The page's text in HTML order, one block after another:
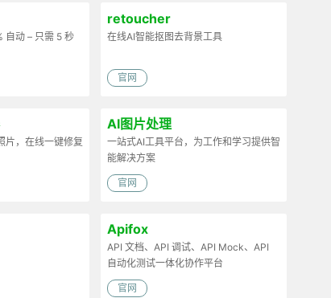
自动 – 只需 5 秒
retoucher
在线AI智能抠图去背景工具
官网
片，在线一键修复
AI图片处理
一站式AI工具平台，为工作和学习提供智
能解决方案
官网
Apifox
API 文档、API 调试、API Mock、API
自动化测试一体化协作平台
官网